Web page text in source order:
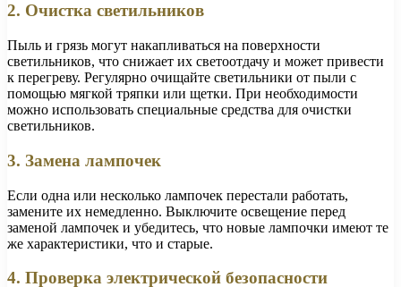
2. Очистка светильников
Пыль и грязь могут накапливаться на поверхности
светильников, что снижает их светоотдачу и может привести
к перегреву. Регулярно очищайте светильники от пыли с
помощью мягкой тряпки или щетки. При необходимости
можно использовать специальные средства для очистки
светильников.
3. Замена лампочек
Если одна или несколько лампочек перестали работать,
замените их немедленно. Выключите освещение перед
заменой лампочек и убедитесь, что новые лампочки имеют те
же характеристики, что и старые.
4. Проверка электрической безопасности